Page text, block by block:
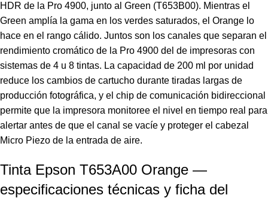
HDR de la Pro 4900, junto al Green (T653B00). Mientras el
Green amplía la gama en los verdes saturados, el Orange lo
hace en el rango cálido. Juntos son los canales que separan el
rendimiento cromático de la Pro 4900 del de impresoras con
sistemas de 4 u 8 tintas. La capacidad de 200 ml por unidad
reduce los cambios de cartucho durante tiradas largas de
producción fotográfica, y el chip de comunicación bidireccional
permite que la impresora monitoree el nivel en tiempo real para
alertar antes de que el canal se vacíe y proteger el cabezal
Micro Piezo de la entrada de aire.
Tinta Epson T653A00 Orange —
especificaciones técnicas y ficha del